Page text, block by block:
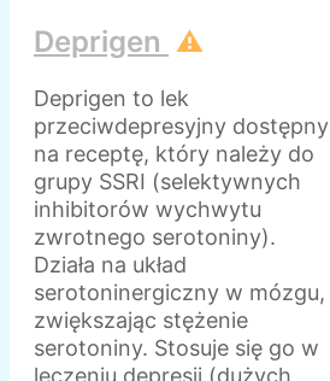
Deprigen ⚠️
Deprigen to lek
przeciwdepresyjny dostępny
na receptę, który należy do
grupy SSRI (selektywnych
inhibitorów wychwytu
zwrotnego serotoniny).
Działa na układ
serotoninergiczny w mózgu,
zwiększając stężenie
serotoniny. Stosuje się go w
leczeniu depresji (dużych